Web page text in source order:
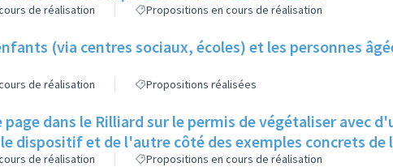
de réalisation Propositions en cours de réalisation
(via centres sociaux, écoles) et les personnes
de réalisation Propositions réalisées
page dans le Rilliard sur le permis de végétaliser avec
dispositif et de l'autre côté des exemples concrets de
de réalisation Propositions en cours de réalisation